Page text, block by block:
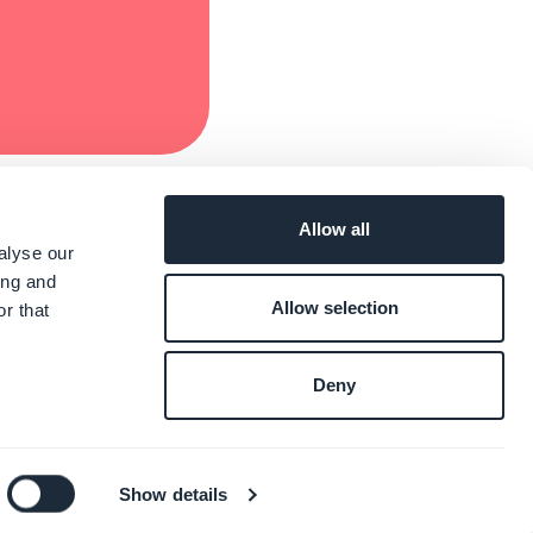
our
and
that
Show details
Allow all
Allow selection
Deny